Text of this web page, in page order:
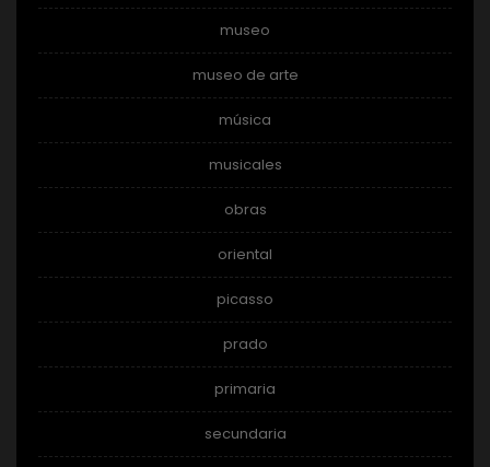
museo
museo de arte
música
musicales
obras
oriental
picasso
prado
primaria
secundaria